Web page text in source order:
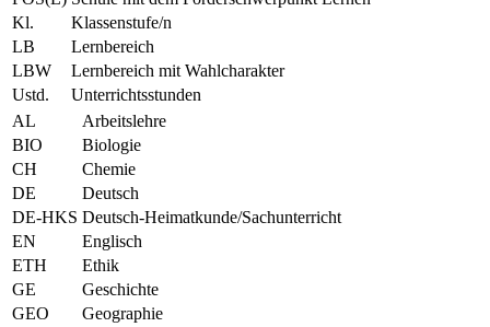
Kl.
Klassenstufe/n
LB
Lernbereich
LBW
Lernbereich mit Wahlcharakter
Ustd.
Unterrichtsstunden
AL
Arbeitslehre
BIO
Biologie
CH
Chemie
DE
Deutsch
DE-HKS Deutsch-Heimatkunde/Sachunterricht
EN
Englisch
ETH
Ethik
GE
Geschichte
GEO
Geographie